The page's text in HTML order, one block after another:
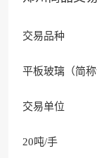
交易品种
平板玻璃（简称
交易单位
20吨/手